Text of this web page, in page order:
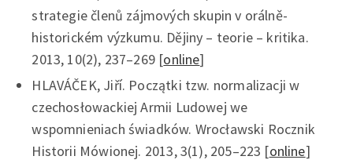
strategie členů zájmových skupin v orálně-
historickém výzkumu. Dějiny – teorie – kritika.
2013, 10(2), 237–269 [online]
HLAVÁČEK, Jiří. Początki tzw. normalizacji w
czechosłowackiej Armii Ludowej we
wspomnieniach świadków. Wrocławski Rocznik
Historii Mówionej. 2013, 3(1), 205–223 [online]